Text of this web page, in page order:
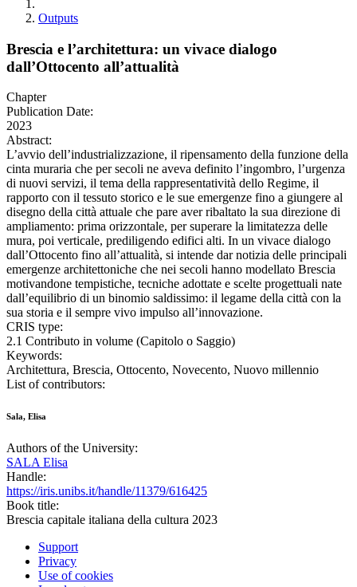
Outputs
Brescia e l’architettura: un vivace dialogo
dall’Ottocento all’attualità
Chapter
Publication Date:
2023
Abstract:
L’avvio dell’industrializzazione, il ripensamento della funzione della
cinta muraria che per secoli ne aveva definito l’ingombro, l’urgenza
di nuovi servizi, il tema della rappresentatività dello Regime, il
rapporto con il tessuto storico e le sue emergenze fino a giungere al
disegno della città attuale che pare aver ribaltato la sua direzione di
ampliamento: prima orizzontale, per superare la limitatezza delle
mura, poi verticale, prediligendo edifici alti. In un vivace dialogo
dall’Ottocento fino all’attualità, si intende dar notizia delle principali
emergenze architettoniche che nei secoli hanno modellato Brescia
motivandone tempistiche, tecniche adottate e scelte progettuali nate
dall’equilibrio di un binomio saldissimo: il legame della città con la
sua storia e il sempre vivo impulso all’innovazione.
CRIS type:
2.1 Contributo in volume (Capitolo o Saggio)
Keywords:
Architettura, Brescia, Ottocento, Novecento, Nuovo millennio
List of contributors:
Sala, Elisa
Authors of the University:
SALA Elisa
Handle:
https://iris.unibs.it/handle/11379/616425
Book title:
Brescia capitale italiana della cultura 2023
Support
Privacy
Use of cookies